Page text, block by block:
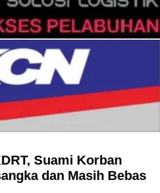
Suami Korban
dan Masih Bebas